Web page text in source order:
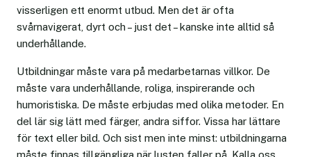
visserligen ett enormt utbud. Men det är ofta
svårnavigerat, dyrt och – just det – kanske inte alltid så
underhållande.
Utbildningar måste vara på medarbetarnas villkor. De
måste vara underhållande, roliga, inspirerande och
humoristiska. De måste erbjudas med olika metoder. En
del lär sig lätt med färger, andra siffor. Vissa har lättare
för text eller bild. Och sist men inte minst: utbildningarna
måste finnas tillgängliga när lusten faller på. Kalla oss